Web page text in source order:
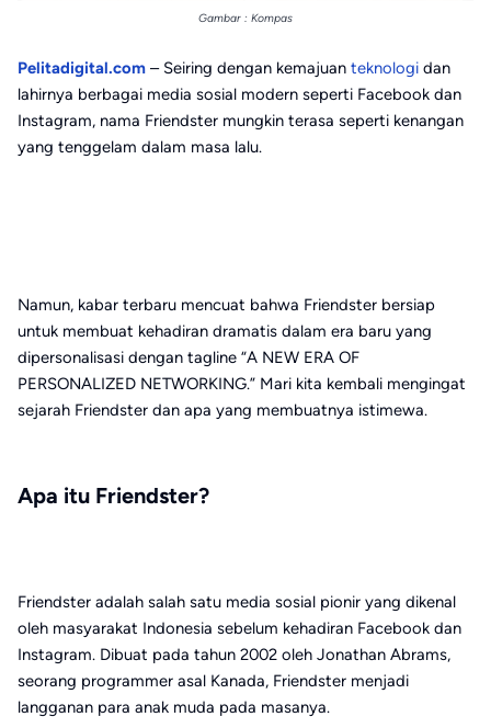
Gambar : Kompas
Pelitadigital.com – Seiring dengan kemajuan teknologi dan
lahirnya berbagai media sosial modern seperti Facebook dan
Instagram, nama Friendster mungkin terasa seperti kenangan
yang tenggelam dalam masa lalu.
Namun, kabar terbaru mencuat bahwa Friendster bersiap
untuk membuat kehadiran dramatis dalam era baru yang
dipersonalisasi dengan tagline “A NEW ERA OF
PERSONALIZED NETWORKING.” Mari kita kembali mengingat
sejarah Friendster dan apa yang membuatnya istimewa.
Apa itu Friendster?
Friendster adalah salah satu media sosial pionir yang dikenal
oleh masyarakat Indonesia sebelum kehadiran Facebook dan
Instagram. Dibuat pada tahun 2002 oleh Jonathan Abrams,
seorang programmer asal Kanada, Friendster menjadi
langganan para anak muda pada masanya.